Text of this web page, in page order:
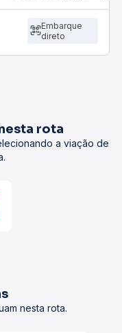
Embarque
direto
rota
a viação de
nesta rota.